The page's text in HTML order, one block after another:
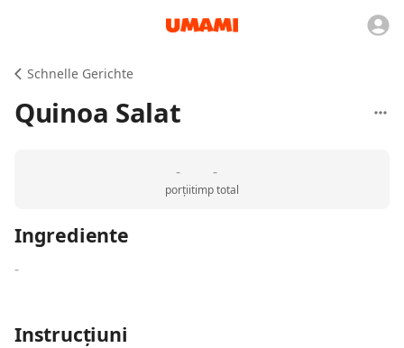
Schnelle Gerichte
Quinoa Salat
-
porții
-
timp total
Ingrediente
-
Instrucțiuni